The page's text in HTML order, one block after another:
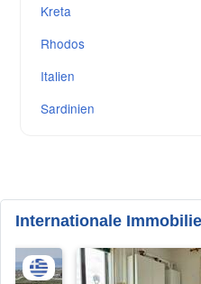
Kreta
Rhodos
Italien
Sardinien
Internationale